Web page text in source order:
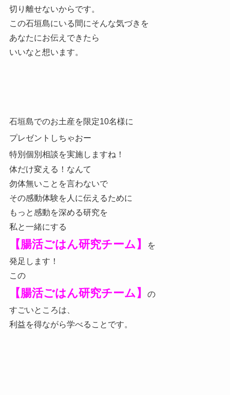
切り離せないからです。
この石垣島にいる間にそんな気づきを
あなたにお伝えできたら
いいなと想います。
石垣島でのお土産を限定10名様に
プレゼントしちゃおー
特別個別相談を実施しますね！
体だけ変える！なんて
勿体無いことを言わないで
その感動体験を人に伝えるために
もっと感動を深める研究を
私と一緒にする
【腸活ごはん研究チーム】
を
発足します！
この
【腸活ごはん研究チーム】
の
すごいところは、
利益を得ながら学べることです。